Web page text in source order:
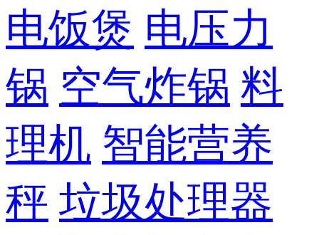
电饭煲 电压力
锅 空气炸锅 料
理机 智能营养
秤 垃圾处理器